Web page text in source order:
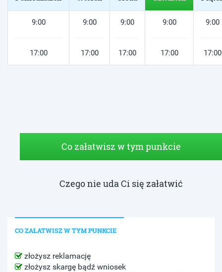
9:00
17:00
9:00
17:00
9:00
17:00
9:00
17:00
9:00
17:00
Co załatwisz w tym punkcie
Czego nie uda Ci się załatwić
CO ZAŁATWISZ W TYM PUNKCIE
złożysz reklamację
złożysz skargę bądź wniosek